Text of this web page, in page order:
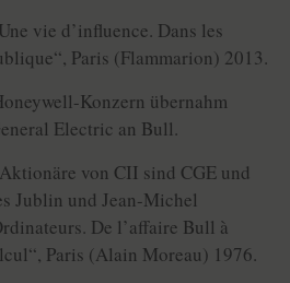
vie d’influence. Dans les
Paris (Flammarion) 2013.
Konzern übernahm
Electric an Bull.
von CII sind CGE und
Jublin und Jean-Michel
De l’affaire Bull à
Paris (Alain Moreau) 1976.